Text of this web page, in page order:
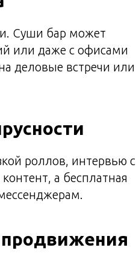
Суши бар может
или даже с офисами
деловые встречи или
роллов, интервью с
а бесплатная